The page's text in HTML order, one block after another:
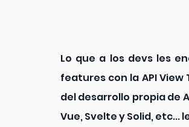
Lo que a los devs les
features con la API
del desarrollo propia de
Vue, Svelte y Solid, etc...